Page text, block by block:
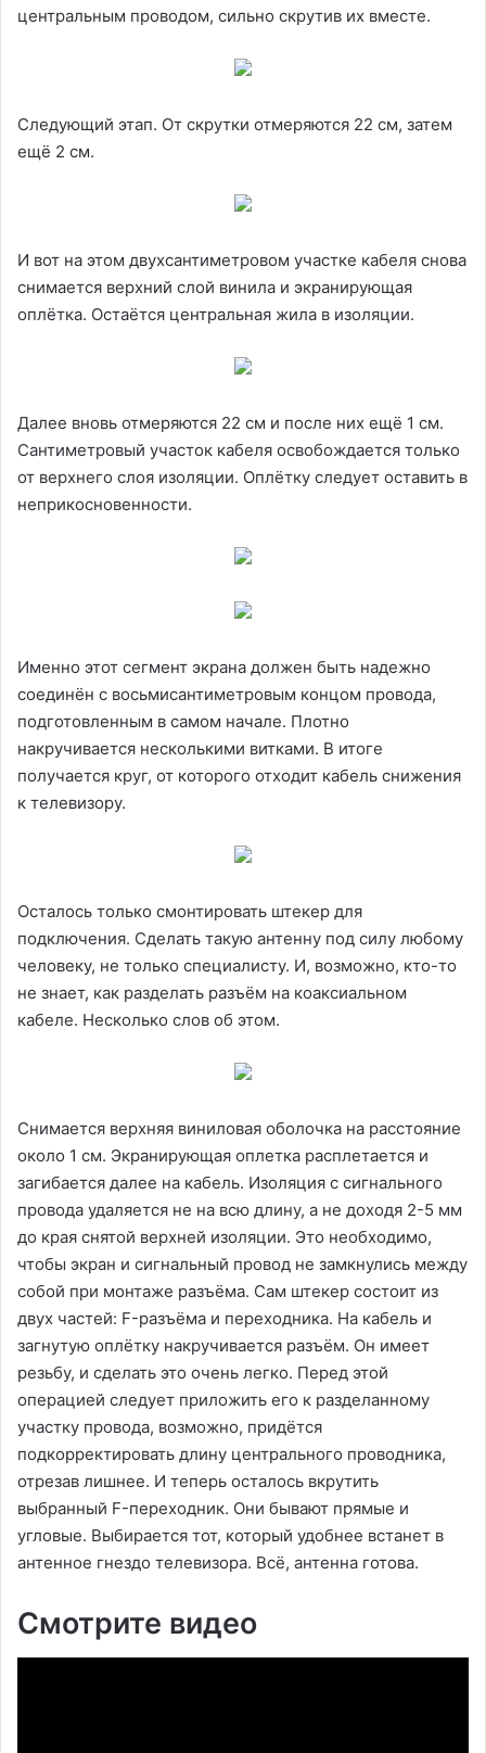
центральным проводом, сильно скрутив их вместе.
Следующий этап. От скрутки отмеряются 22 см, затем
ещё 2 см.
И вот на этом двухсантиметровом участке кабеля снова
снимается верхний слой винила и экранирующая
оплётка. Остаётся центральная жила в изоляции.
Далее вновь отмеряются 22 см и после них ещё 1 см.
Сантиметровый участок кабеля освобождается только
от верхнего слоя изоляции. Оплётку следует оставить в
неприкосновенности.
Именно этот сегмент экрана должен быть надежно
соединён с восьмисантиметровым концом провода,
подготовленным в самом начале. Плотно
накручивается несколькими витками. В итоге
получается круг, от которого отходит кабель снижения
к телевизору.
Осталось только смонтировать штекер для
подключения. Сделать такую антенну под силу любому
человеку, не только специалисту. И, возможно, кто-то
не знает, как разделать разъём на коаксиальном
кабеле. Несколько слов об этом.
Снимается верхняя виниловая оболочка на расстояние
около 1 см. Экранирующая оплетка расплетается и
загибается далее на кабель. Изоляция с сигнального
провода удаляется не на всю длину, а не доходя 2-5 мм
до края снятой верхней изоляции. Это необходимо,
чтобы экран и сигнальный провод не замкнулись между
собой при монтаже разъёма. Сам штекер состоит из
двух частей: F-разъёма и переходника. На кабель и
загнутую оплётку накручивается разъём. Он имеет
резьбу, и сделать это очень легко. Перед этой
операцией следует приложить его к разделанному
участку провода, возможно, придётся
подкорректировать длину центрального проводника,
отрезав лишнее. И теперь осталось вкрутить
выбранный F-переходник. Они бывают прямые и
угловые. Выбирается тот, который удобнее встанет в
антенное гнездо телевизора. Всё, антенна готова.
Смотрите видео